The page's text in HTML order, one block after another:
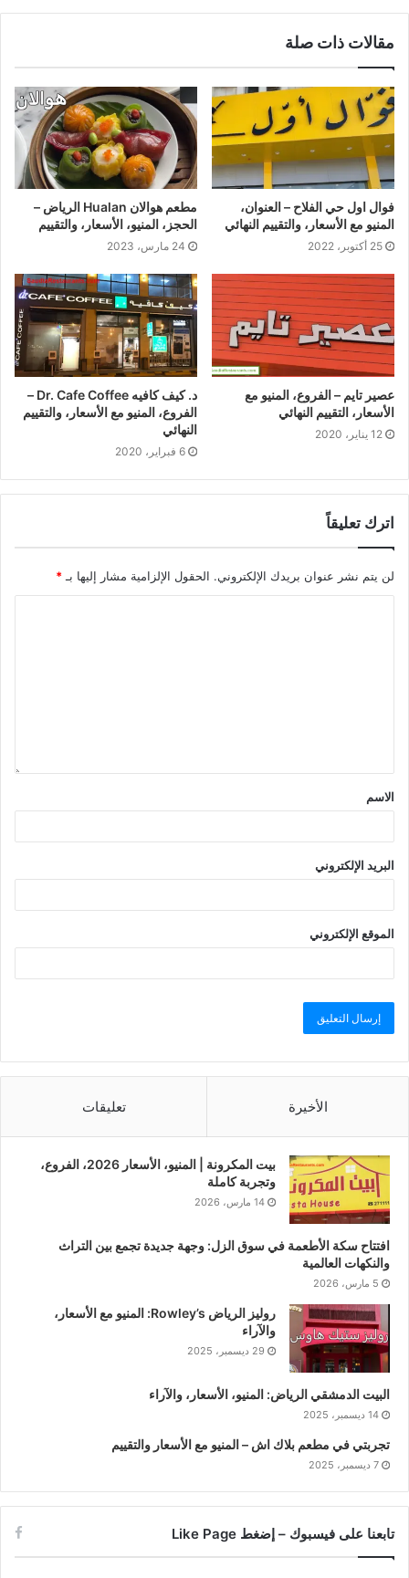
مقالات ذات صلة
فوال اول حي الفلاح – العنوان،
المنيو مع الأسعار، والتقييم النهائي
25 أكتوبر، 2022
مطعم هوالان Hualan الرياض –
الحجز، المنيو، الأسعار، والتقييم
24 مارس، 2023
عصير تايم – الفروع، المنيو مع
الأسعار، التقييم النهائي
12 يناير، 2020
د. كيف كافيه Dr. Cafe Coffee –
الفروع، المنيو مع الأسعار، والتقييم
النهائي
6 فبراير، 2020
اترك تعليقاً
لن يتم نشر عنوان بريدك الإلكتروني. الحقول الإلزامية مشار إليها بـ*
الاسم
البريد الإلكتروني
الموقع الإلكتروني
الأخيرة تعليقات
بيت المكرونة | المنيو، الأسعار 2026، الفروع،
وتجربة كاملة
14 مارس، 2026
افتتاح سكة الأطعمة في سوق الزل: وجهة جديدة تجمع بين التراث
والنكهات العالمية
5 مارس، 2026
روليز الرياض Rowley’s: المنيو مع الأسعار،
والآراء
29 ديسمبر، 2025
البيت الدمشقي الرياض: المنيو، الأسعار، والآراء
14 ديسمبر، 2025
تجربتي في مطعم بلاك اش – المنيو مع الأسعار والتقييم
7 ديسمبر، 2025
تابعنا على فيسبوك – إضغط Like Page